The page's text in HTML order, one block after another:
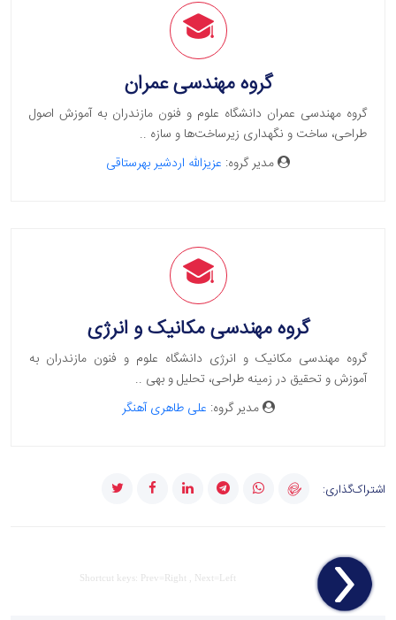
گروه مهندسی عمران
گروه مهندسی عمران دانشگاه علوم و فنون مازندران به آموزش اصول
طراحی، ساخت و نگهداری زیرساخت‌ها و سازه ..
مدیر گروه: عزیزالله اردشیر بهرستاقی
گروه مهندسی مکانیک و انرژی
گروه مهندسی مکانیک و انرژی دانشگاه علوم و فنون مازندران به
آموزش و تحقیق در زمینه طراحی، تحلیل و بهی ..
مدیر گروه: علی طاهری آهنگر
اشتراک‌گذاری:
Shortcut keys: Prev=Right , Next=Left